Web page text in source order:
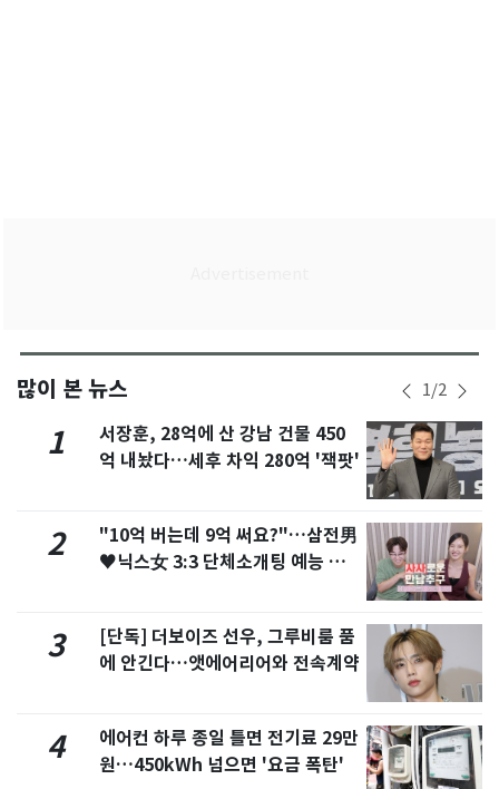
많이 본 뉴스 1/2
1
서장훈, 28억에 산 강남 건물 450
억 내놨다…세후 차익 280억 '잭팟'
2
"10억 버는데 9억 써요?"…삼전男
♥닉스女 3:3 단체소개팅 예능 화
3
[단독] 더보이즈 선우, 그루비룸 품
에 안긴다…앳에어리어와 전속계약
4
에어컨 하루 종일 틀면 전기료 29만
원…450kWh 넘으면 '요금 폭탄'